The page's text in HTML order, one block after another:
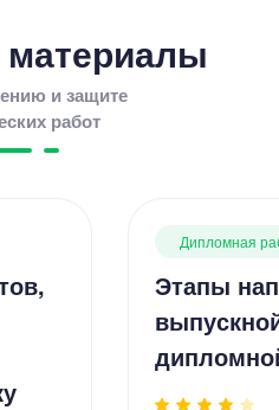
и защите
работ
Дипломная
Этапы